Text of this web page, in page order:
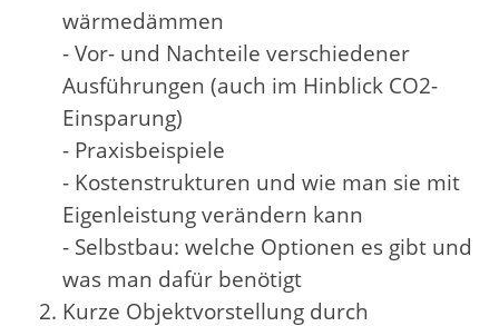
wärmedämmen
- Vor- und Nachteile verschiedener
Ausführungen (auch im Hinblick CO2-
Einsparung)
- Praxisbeispiele
- Kostenstrukturen und wie man sie mit
Eigenleistung verändern kann
- Selbstbau: welche Optionen es gibt und
was man dafür benötigt
Kurze Objektvorstellung durch